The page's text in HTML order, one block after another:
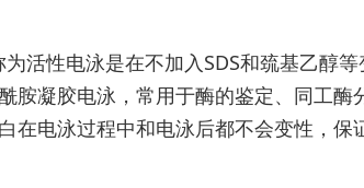
活性电泳是在不加入SDS和巯基乙醇等
胺凝胶电泳，常用于酶的鉴定、同工酶
在电泳过程中和电泳后都不会变性，保